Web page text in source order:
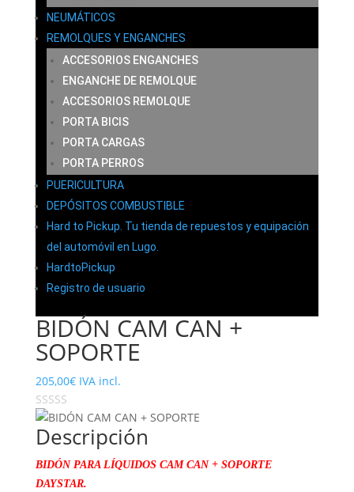
NEUMÁTICOS
REMOLQUES Y ENGANCHES
ACCESORIOS ENGANCHES
ENGANCHE DE REMOLQUE
ACCESORIOS REMOLQUE
PORTA BICIS
PORTA CARGAS
PORTA PERROS
PUERICULTURA
DEPÓSITOS COMBUSTIBLE
Hard to Pickup. Tu tienda de repuestos y equipación
del automóvil en Lugo.
HardtoPickup
Registro de usuario
BIDÓN CAM CAN +
SOPORTE
205,00€ IVA incl.
Descripción
BIDÓN PARA LÍQUIDOS CAM CAN + SOPORTE
DAYSTAR.